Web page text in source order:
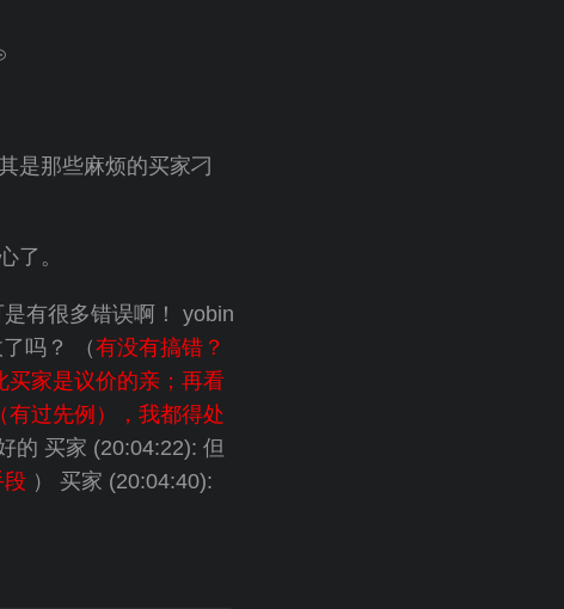
是那些麻烦的买家刁
了。
有很多错误啊！ yobin
吗？ （有没有搞错？
买家是议价的亲；再看
过先例），我都得处
的 买家 (20:04:22): 但
段 ） 买家 (20:04:40):